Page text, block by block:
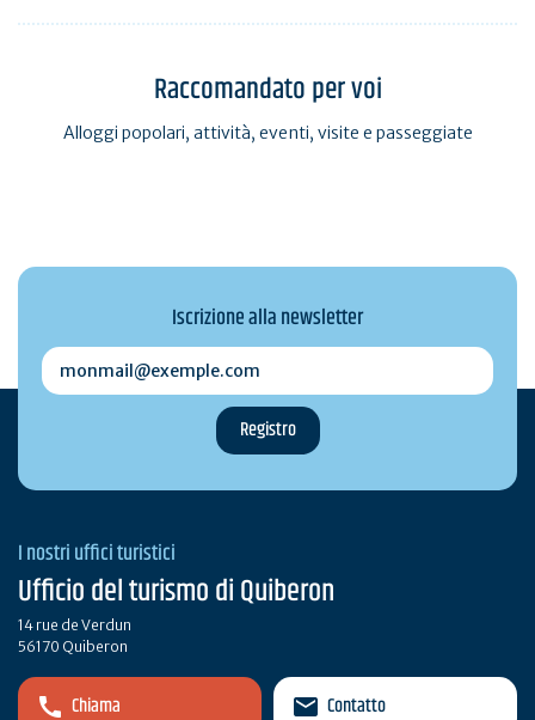
Raccomandato per voi
Alloggi popolari, attività, eventi, visite e passeggiate
Iscrizione alla newsletter
monmail@exemple.com
I nostri uffici turistici
Ufficio del turismo di Quiberon
14 rue de Verdun
56170 Quiberon
Chiama Contatto